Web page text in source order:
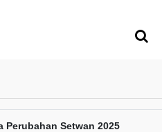
Perubahan Setwan 2025
HALAMAN VERIFIKASI